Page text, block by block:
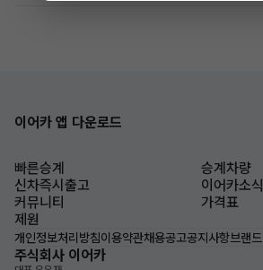
이어카 앱 다운로드
빠른승계
승계차량
신차즉시출고
이어카소식
커뮤니티
가격표
제원
개인정보처리방침이용약관채용공고공지사항브랜드
주식회사 이어카